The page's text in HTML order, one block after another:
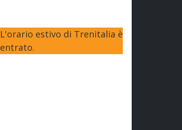
L'orario estivo di Trenitalia è
entrato.